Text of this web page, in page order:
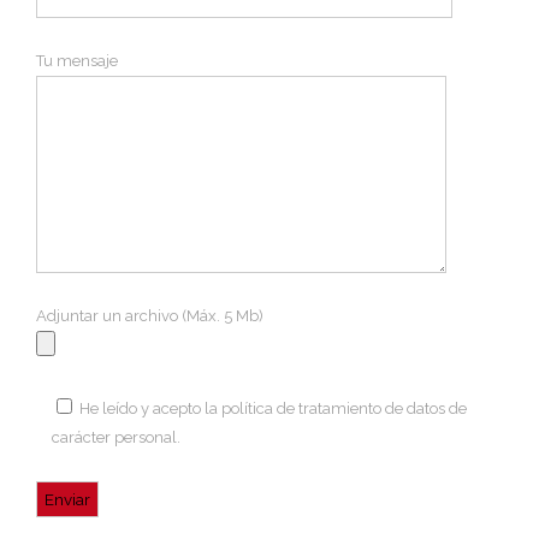
Tu mensaje
Adjuntar un archivo (Máx. 5 Mb)
He leído y acepto la política de tratamiento de datos de
carácter personal